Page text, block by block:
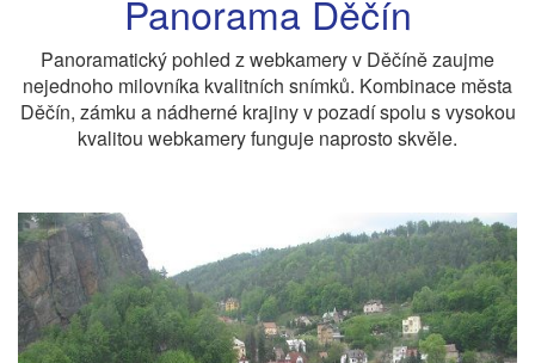
Panorama Děčín
Panoramatický pohled z webkamery v Děčíně zaujme
nejednoho milovníka kvalitních snímků. Kombinace města
Děčín, zámku a nádherné krajiny v pozadí spolu s vysokou
kvalitou webkamery funguje naprosto skvěle.